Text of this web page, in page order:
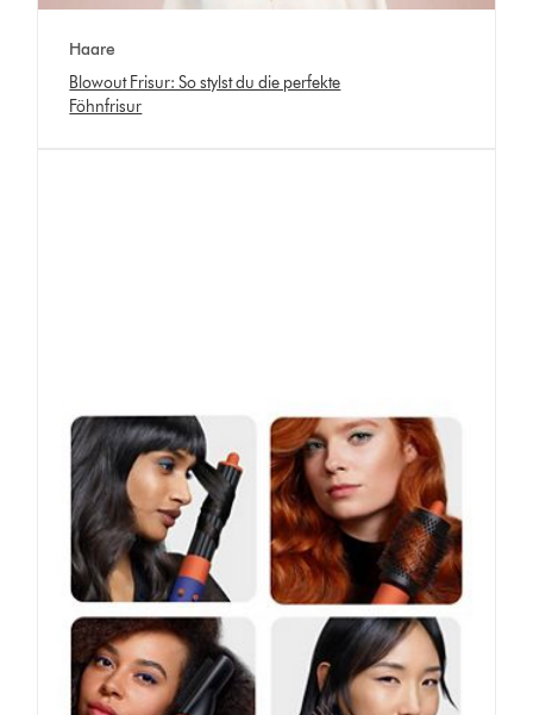
Haare
Blowout Frisur: So stylst du die perfekte
Föhnfrisur